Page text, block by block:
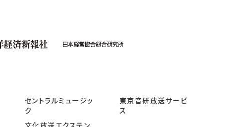
セントラルミュージッ
ク
東京音研放送サービ
ス